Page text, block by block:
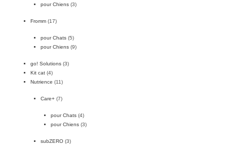
pour Chiens (3)
Fromm (17)
pour Chats (5)
pour Chiens (9)
go! Solutions (3)
Kit cat (4)
Nutrience (11)
Care+ (7)
pour Chats (4)
pour Chiens (3)
subZERO (3)